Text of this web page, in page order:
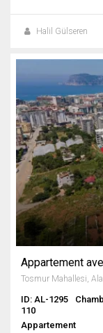
Halil Gülseren
ID: AL-1295
110
Appartement